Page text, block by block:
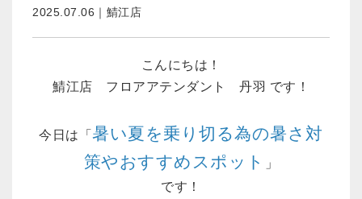
2025.07.06｜鯖江店
こんにちは！
鯖江店 フロアアテンダント 丹羽 です！
今日は「暑い夏を乗り切る為の暑さ対
策やおすすめスポット
」
です！